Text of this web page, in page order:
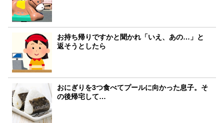
お持ち帰りですかと聞かれ「いえ、あの…」と
返そうとしたら
おにぎりを3つ食べてプールに向かった息子。そ
の後帰宅して…